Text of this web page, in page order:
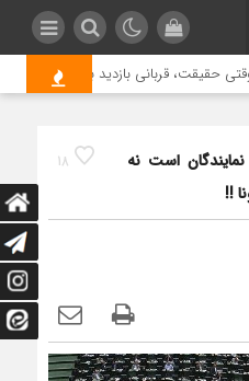
حقیقت، قربانی بازدید بیشتر می
18
است نه
!!